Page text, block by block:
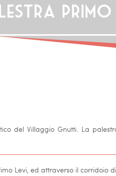
del Villaggio Gnutti. La
Levi, ed attraverso il